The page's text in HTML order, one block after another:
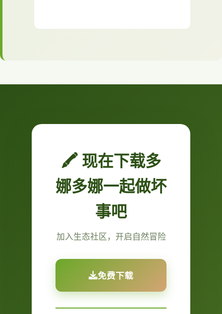
🖍️ 现在下载多
娜多娜一起做坏
事吧
加入生态社区，开启自然冒险
免费下载